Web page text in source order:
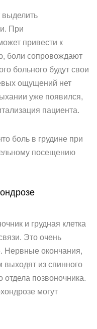
выделить
При
привести к
боли сопровождают
больного будут свои
ощущений нет
уже появился,
пациента.
боль в грудине при
посещению
и грудная клетка
Это очень
Нервные окончания,
выходят из спинного
отдела позвоночника.
могут